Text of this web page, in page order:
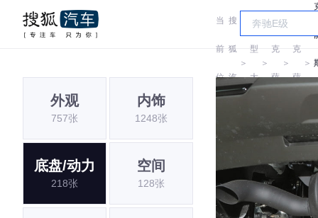
当
前
位
搜
狐
汽
＞
车
型
大
＞
雷
克
萨
＞
克
萨
＞
外观
757张
内饰
1248张
底盘/动力
218张
空间
128张